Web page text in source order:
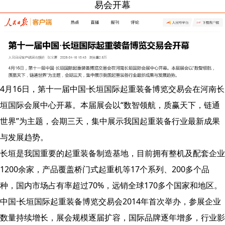
易会开幕
4月16日，第十一届中国·长垣国际起重装备博览交易会在河南长
垣国际会展中心开幕。本届展会以“数智领航，质赢天下，链通
世界”为主题，会期三天，集中展示我国起重装备行业最新成果
与发展趋势。
长垣是我国重要的起重装备制造基地，目前拥有整机及配套企业
1200余家，产品覆盖桥门式起重机等17个系列、200多个品
种，国内市场占有率超过70%，远销全球170多个国家和地区。
中国·长垣国际起重装备博览交易会2014年首次举办，参展企业
数量持续增长，展会规模逐届扩容，国际品牌逐年增多，行业影